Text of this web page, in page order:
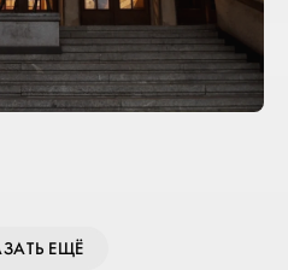
ЕЩЁ